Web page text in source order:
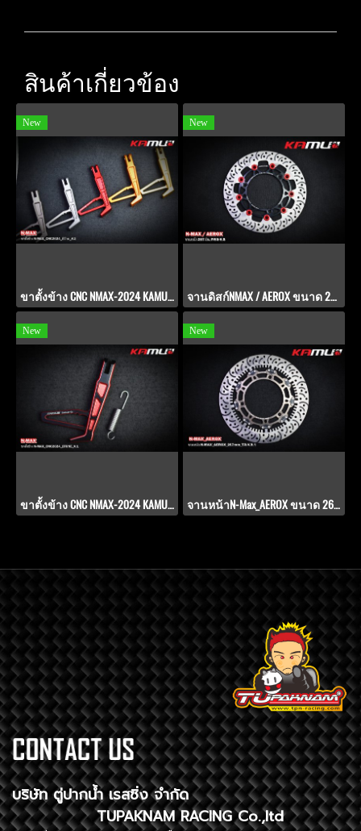
สินค้าเกี่ยวข้อง
New
ขาตั้งข้าง CNC NMAX-2024 KAMUI V.2
New
จานดิสก์NMAX / AEROX ขนาด 267 มิล PWS-V.9
New
ขาตั้งข้าง CNC NMAX-2024 KAMUI 2-Tone V.1
New
จานหน้าN-Max_AEROX ขนาด 267 มิล. TD-V.9.1
บริษัท ตู่ปากน้ำ เรสซิ่ง จำกัด
TUPAKNAM RACING Co.,ltd